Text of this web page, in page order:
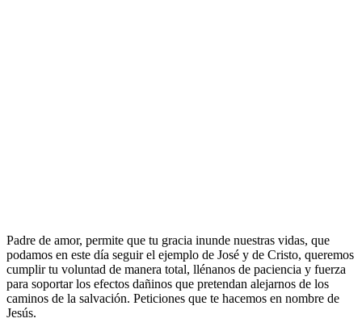
Padre de amor, permite que tu gracia inunde nuestras vidas, que
podamos en este día seguir el ejemplo de José y de Cristo, queremos
cumplir tu voluntad de manera total, llénanos de paciencia y fuerza
para soportar los efectos dañinos que pretendan alejarnos de los
caminos de la salvación. Peticiones que te hacemos en nombre de
Jesús.